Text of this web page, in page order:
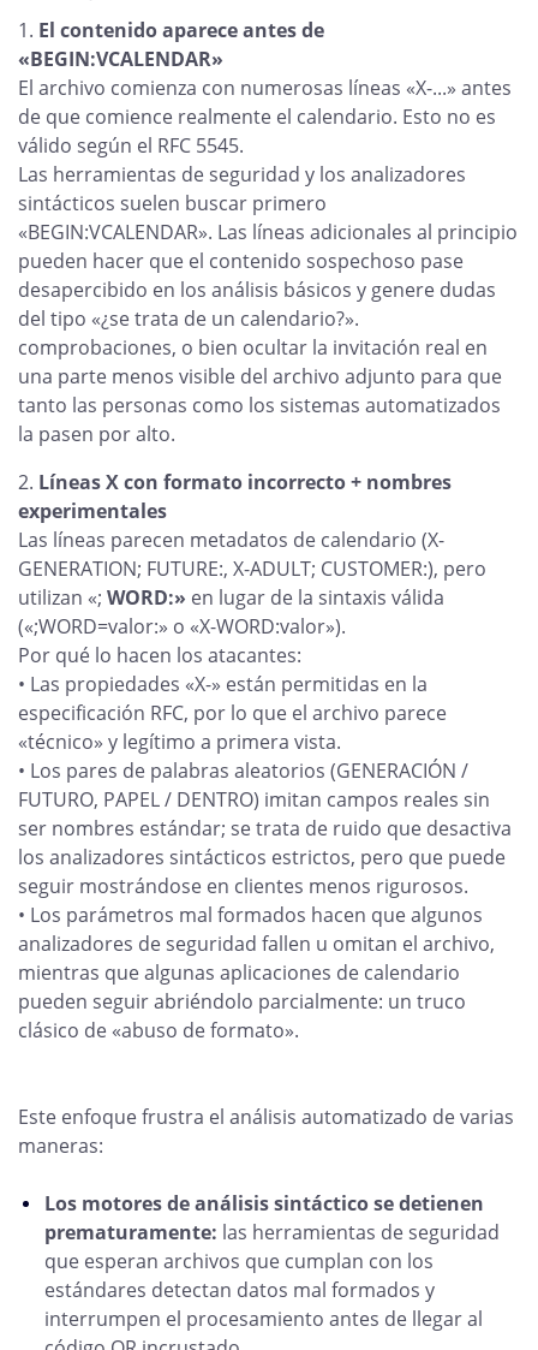
El contenido aparece antes de
«BEGIN:VCALENDAR»
El archivo comienza con numerosas líneas «X-...» antes
de que comience realmente el calendario. Esto no es
válido según el RFC 5545.
Las herramientas de seguridad y los analizadores
sintácticos suelen buscar primero
«BEGIN:VCALENDAR». Las líneas adicionales al principio
pueden hacer que el contenido sospechoso pase
desapercibido en los análisis básicos y genere dudas
del tipo «¿se trata de un calendario?».
comprobaciones, o bien ocultar la invitación real en
una parte menos visible del archivo adjunto para que
tanto las personas como los sistemas automatizados
la pasen por alto.
Líneas X con formato incorrecto + nombres
experimentales
Las líneas parecen metadatos de calendario (X-
GENERATION; FUTURE:, X-ADULT; CUSTOMER:), pero
utilizan «; WORD:» en lugar de la sintaxis válida
(«;WORD=valor:» o «X-WORD:valor»).
Por qué lo hacen los atacantes:
• Las propiedades «X-» están permitidas en la
especificación RFC, por lo que el archivo parece
«técnico» y legítimo a primera vista.
• Los pares de palabras aleatorios (GENERACIÓN /
FUTURO, PAPEL / DENTRO) imitan campos reales sin
ser nombres estándar; se trata de ruido que desactiva
los analizadores sintácticos estrictos, pero que puede
seguir mostrándose en clientes menos rigurosos.
• Los parámetros mal formados hacen que algunos
analizadores de seguridad fallen u omitan el archivo,
mientras que algunas aplicaciones de calendario
pueden seguir abriéndolo parcialmente: un truco
clásico de «abuso de formato».
Este enfoque frustra el análisis automatizado de varias
maneras:
Los motores de análisis sintáctico se detienen
prematuramente: las herramientas de seguridad
que esperan archivos que cumplan con los
estándares detectan datos mal formados y
interrumpen el procesamiento antes de llegar al